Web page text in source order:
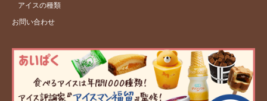
アイスの種類
お問い合わせ